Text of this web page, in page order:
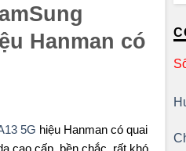
Hanman có
5G hiệu Hanman có quai